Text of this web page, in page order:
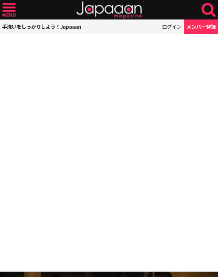
手洗いをしっかりしよう！Japaaan ログイン メンバー登録